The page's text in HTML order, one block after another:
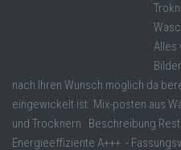
Alles
nach Ihren Wunsch möglich da
eingewickelt ist. Mix-posten aus
und Trocknern Beschreibung
Energieeffiziente A+++ -